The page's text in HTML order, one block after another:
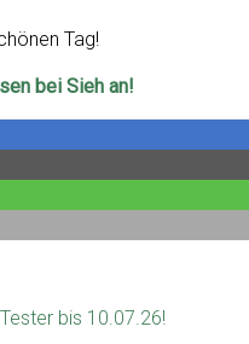
Tag!
bei Sieh an!
bis 10.07.26!